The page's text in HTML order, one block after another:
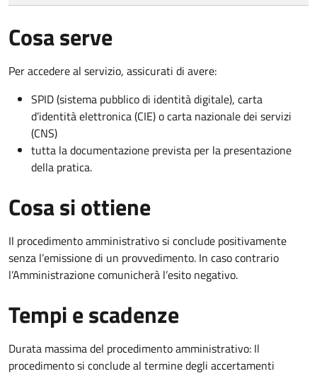
Cosa serve
Per accedere al servizio, assicurati di avere:
SPID (sistema pubblico di identità digitale), carta
d’identità elettronica (CIE) o carta nazionale dei servizi
(CNS)
tutta la documentazione prevista per la presentazione
della pratica.
Cosa si ottiene
Il procedimento amministrativo si conclude positivamente
senza l’emissione di un provvedimento. In caso contrario
l’Amministrazione comunicherà l’esito negativo.
Tempi e scadenze
Durata massima del procedimento amministrativo: Il
procedimento si conclude al termine degli accertamenti